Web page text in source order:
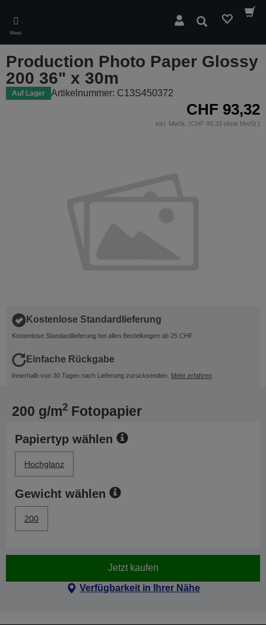
main
content
Menü
Suchen
Production Photo Paper Glossy
200 36" x 30m
Auf Lager Artikelnummer: C13S450372
CHF 93,32
inkl. MwSt. (CHF 86,33 ohne MwSt.)
Kostenlose Standardlieferung
Kostenlose Standardlieferung bei allen Bestellungen ab 25 CHF
Einfache Rückgabe
Innerhalb von 30 Tagen nach Lieferung zurücksenden. Mehr erfahren
200 g/m2 Fotopapier
Papiertyp wählen
Hochglanz
Gewicht wählen
200
Jetzt kaufen
Verfügbarkeit in Ihrer Nähe